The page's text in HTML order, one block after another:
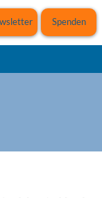
Spenden